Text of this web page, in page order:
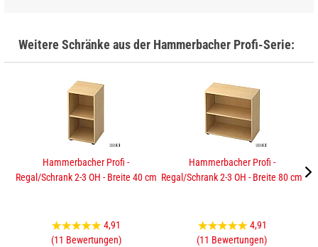
Weitere Schränke aus der Hammerbacher Profi-Serie:
Hammerbacher Profi -
Regal/Schrank 2-3 OH - Breite 40 cm
4,91
(11 Bewertungen)
Hammerbacher Profi -
Regal/Schrank 2-3 OH - Breite 80 cm
4,91
(11 Bewertungen)